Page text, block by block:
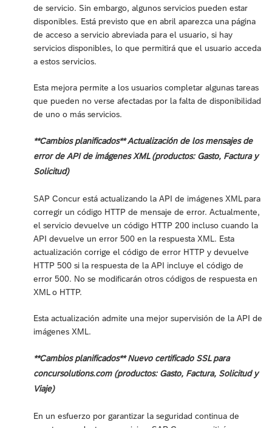
de servicio. Sin embargo, algunos servicios pueden estar
disponibles. Está previsto que en abril aparezca una página
de acceso a servicio abreviada para el usuario, si hay
servicios disponibles, lo que permitirá que el usuario acceda
a estos servicios.
Esta mejora permite a los usuarios completar algunas tareas
que pueden no verse afectadas por la falta de disponibilidad
de uno o más servicios.
**Cambios planificados** Actualización de los mensajes de
error de API de imágenes XML (productos: Gasto, Factura y
Solicitud)
SAP Concur está actualizando la API de imágenes XML para
corregir un código HTTP de mensaje de error. Actualmente,
el servicio devuelve un código HTTP 200 incluso cuando la
API devuelve un error 500 en la respuesta XML. Esta
actualización corrige el código de error HTTP y devuelve
HTTP 500 si la respuesta de la API incluye el código de
error 500. No se modificarán otros códigos de respuesta en
XML o HTTP.
Esta actualización admite una mejor supervisión de la API de
imágenes XML.
**Cambios planificados** Nuevo certificado SSL para
concursolutions.com (productos: Gasto, Factura, Solicitud y
Viaje)
En un esfuerzo por garantizar la seguridad continua de